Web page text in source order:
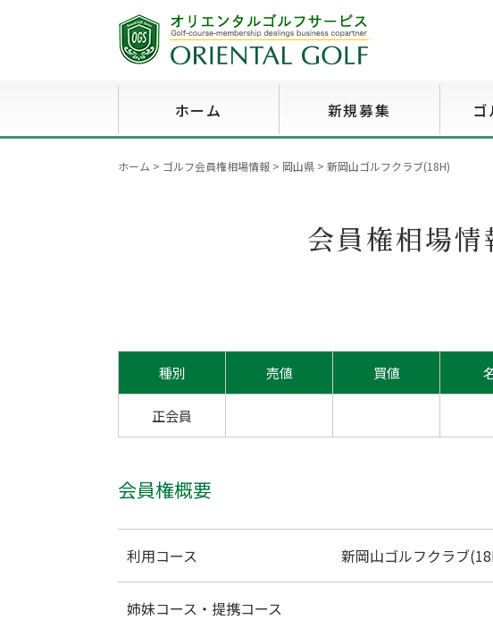
ホーム 新規募集
至急
ホーム > ゴルフ会員権相場情報 > 岡山県 > 新岡山ゴルフクラブ(18H)
会員権相場情
種別 売値 買値
正会員
会員権概要
利用コース 新岡山ゴルフクラブ
姉妹コース・提携コース